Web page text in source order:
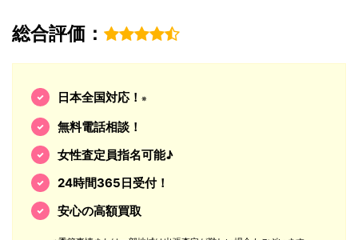
総合評価：
日本全国対応！ ※
無料電話相談！
女性査定員指名可能♪
24時間365日受付！
安心の高額買取